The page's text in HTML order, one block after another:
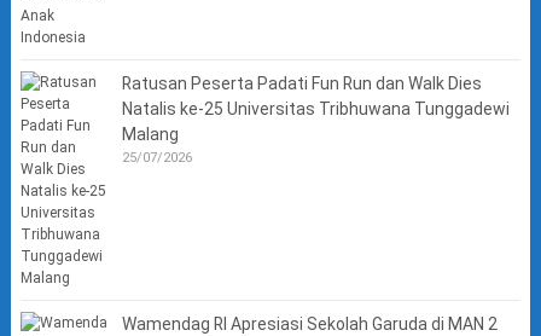
Ratusan Peserta Padati Fun Run dan Walk Dies
Natalis ke-25 Universitas Tribhuwana Tunggadewi
Malang
25/07/2026
Wamendag RI Apresiasi Sekolah Garuda di MAN 2